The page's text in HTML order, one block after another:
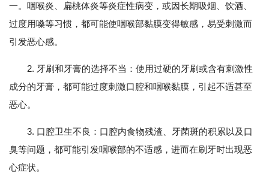
一。咽喉炎、扁桃体炎等炎症性病变，或因长期吸烟、饮酒、
过度用嗓等习惯，都可能使咽喉部黏膜变得敏感，易受刺激而
引发恶心感。
2. 牙刷和牙膏的选择不当：使用过硬的牙刷或含有刺激性
成分的牙膏，都可能过度刺激口腔和咽喉黏膜，引起不适甚至
恶心。
3. 口腔卫生不良：口腔内食物残渣、牙菌斑的积累以及口
臭等问题，都可能引发咽喉部的不适感，进而在刷牙时出现恶
心症状。